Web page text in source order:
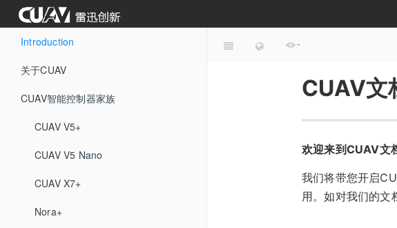
-
Introduction
关于CUAV
CUAV智能控制器家族
CUAV V5+
CUAV V5 Nano
CUAV X7+
Nora+
CUAV文
欢迎来到CUAV文
我们将带您开启
用。如对我们的文